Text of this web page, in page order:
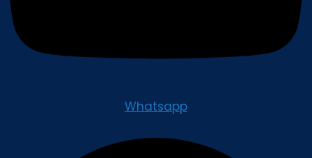
Whatsapp